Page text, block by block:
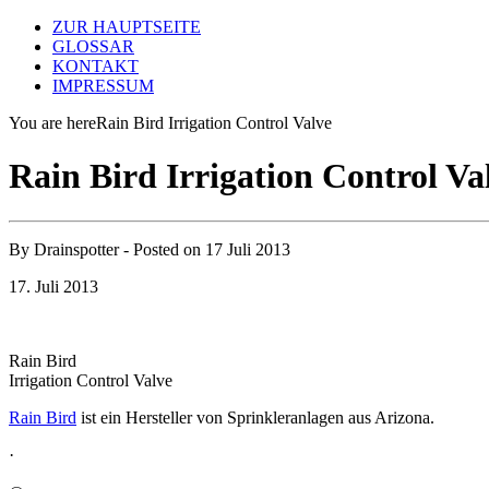
ZUR HAUPTSEITE
GLOSSAR
KONTAKT
IMPRESSUM
You are hereRain Bird Irrigation Control Valve
Rain Bird Irrigation Control
By Drainspotter- Posted on 17 Juli 2013
17. Juli 2013
Rain Bird
Irrigation Control Valve
Rain Bird ist ein Hersteller von Sprinkleranlagen aus Arizona.
·